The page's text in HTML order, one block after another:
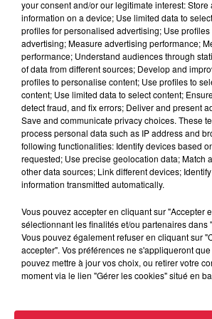
VISITEZ DES MINES PENDANT CES
NOËL
EUROPA-PARK PROPOSE UN
PROFITER DES ILLUMINATIONS DE
Publié : 22 décembre 2021 à 15h24 -
A lire aussi
6 août 2026
your consent and/or our legitimate interest: Store
information on a device; Use limited data to
profiles for personalised advertising; Use
advertising; Measure advertising performance;
performance; Understand audiences through
of data from different sources; Develop and
profiles to personalise content; Use profiles to
content; Use limited data to select content;
detect fraud, and fix errors; Deliver and present
Save and communicate privacy choices. These
process personal data such as IP address and
following functionalities: Identify devices based
requested; Use precise geolocation data; Match
other data sources; Link different devices;
information transmitted automatically.
Vous pouvez accepter en cliquant sur "Accepter
sélectionnant les finalités et/ou partenaires dans
Vous pouvez également refuser en cliquant sur
accepter". Vos préférences ne s'appliqueront
pouvez mettre à jour vos choix, ou retirer votre
moment via le lien "Gérer les cookies" situé en